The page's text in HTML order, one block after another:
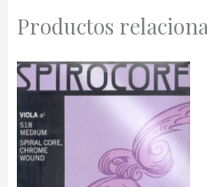
Productos